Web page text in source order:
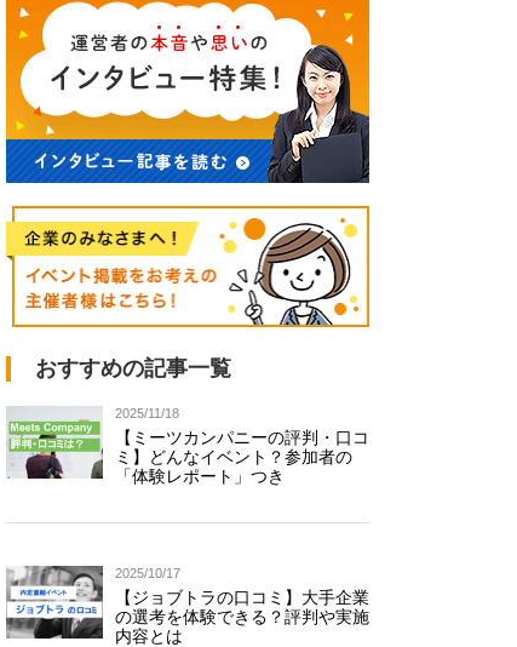
おすすめの記事一覧
2025/11/18
【ミーツカンパニーの評判・口コ
ミ】どんなイベント？参加者の
「体験レポート」つき
2025/10/17
【ジョブトラの口コミ】大手企業
の選考を体験できる？評判や実施
内容とは